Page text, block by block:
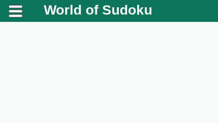
World of Sudoku